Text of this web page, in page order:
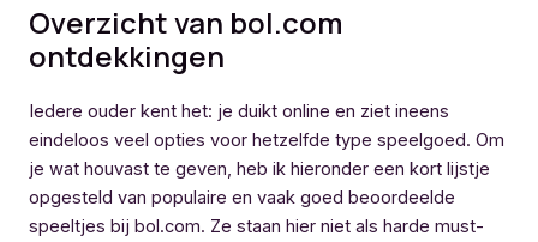
Overzicht van bol.com
ontdekkingen
Iedere ouder kent het: je duikt online en ziet ineens
eindeloos veel opties voor hetzelfde type speelgoed. Om
je wat houvast te geven, heb ik hieronder een kort lijstje
opgesteld van populaire en vaak goed beoordeelde
speeltjes bij bol.com. Ze staan hier niet als harde must-